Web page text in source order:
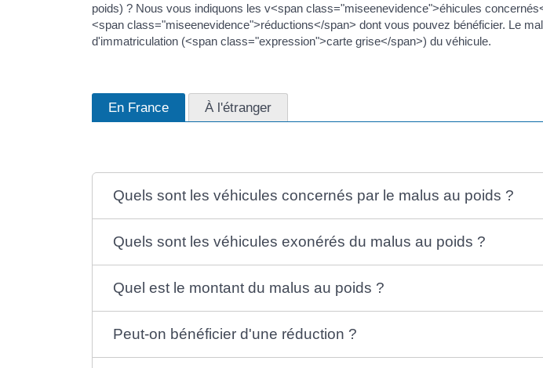
poids) ? Nous vous indiquons les v<span class="miseenevidence">éhicules
<span class="miseenevidence">réductions</span> dont vous pouvez bénéficier. Le
d'immatriculation (<span class="expression">carte grise</span>) du véhicule.
En France À l'étranger
Quels sont les véhicules concernés par le malus au poids ?
Quels sont les véhicules exonérés du malus au poids ?
Quel est le montant du malus au poids ?
Peut-on bénéficier d'une réduction ?